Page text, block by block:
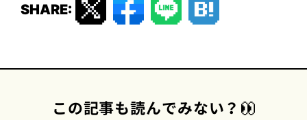
SHARE:
この記事も読んでみない？